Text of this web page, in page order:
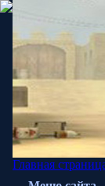
Главная